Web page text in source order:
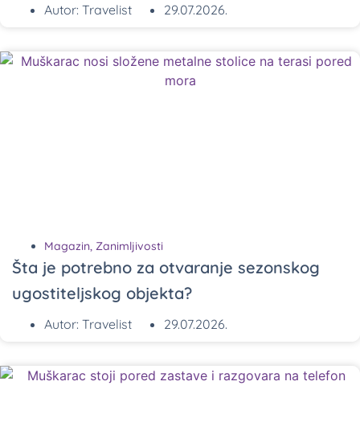
Autor: Travelist 29.07.2026.
Magazin, Zanimljivosti
Šta je potrebno za otvaranje sezonskog
ugostiteljskog objekta?
Autor: Travelist 29.07.2026.